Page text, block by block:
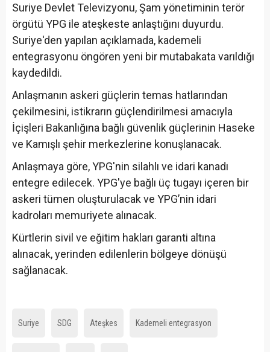
Suriye Devlet Televizyonu, Şam yönetiminin terör
örgütü YPG ile ateşkeste anlaştığını duyurdu.
Suriye'den yapılan açıklamada, kademeli
entegrasyonu öngören yeni bir mutabakata varıldığı
kaydedildi.
Anlaşmanın askeri güçlerin temas hatlarından
çekilmesini, istikrarın güçlendirilmesi amacıyla
İçişleri Bakanlığına bağlı güvenlik güçlerinin Haseke
ve Kamışlı şehir merkezlerine konuşlanacak.
Anlaşmaya göre, YPG'nin silahlı ve idari kanadı
entegre edilecek. YPG'ye bağlı üç tugayı içeren bir
askeri tümen oluşturulacak ve YPG’nin idari
kadroları memuriyete alınacak.
Kürtlerin sivil ve eğitim hakları garanti altına
alınacak, yerinden edilenlerin bölgeye dönüşü
sağlanacak.
Suriye SDG Ateşkes Kademeli entegrasyon